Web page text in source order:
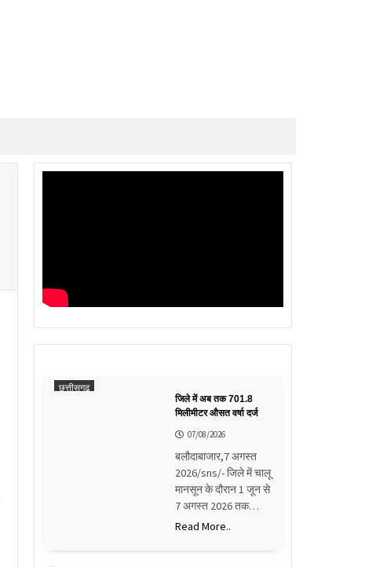
छत्तीसगढ़
जिले में अब तक 701.8
मिलीमीटर औसत वर्षा दर्ज
07/08/2026
बलौदाबाजार,7 अगस्त
2026/sns/- जिले में चालू
मानसून के दौरान 1 जून से
7 अगस्त 2026 तक…
Read More..